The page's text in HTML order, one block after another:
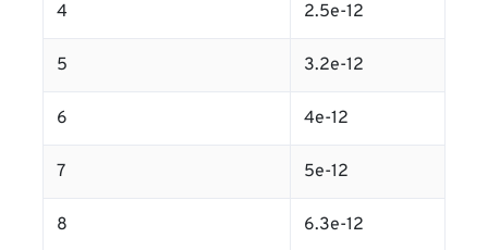
4 2.5e-12
5 3.2e-12
6 4e-12
7 5e-12
8 6.3e-12